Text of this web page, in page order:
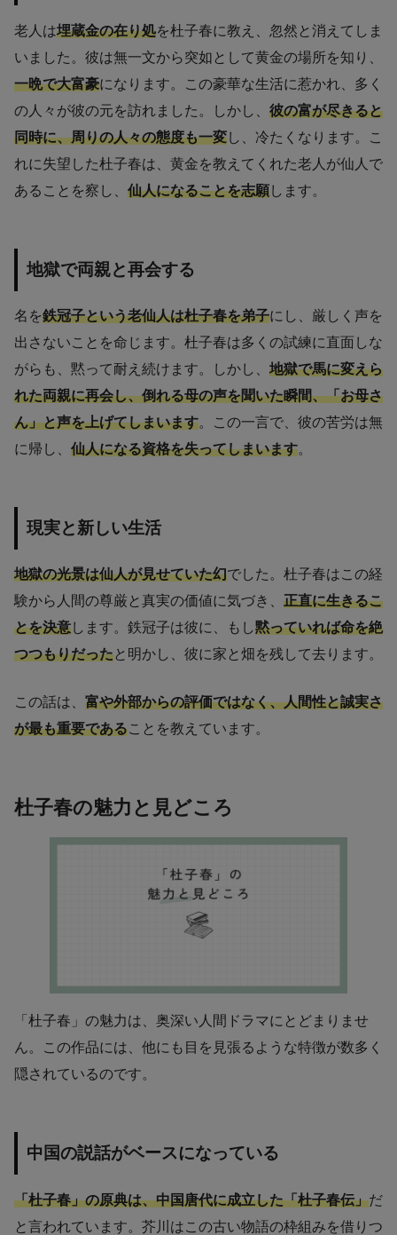
老人は埋蔵金の在り処を杜子春に教え、忽然と消えてしま
いました。彼は無一文から突如として黄金の場所を知り、
一晩で大富豪になります。この豪華な生活に惹かれ、多く
の人々が彼の元を訪れました。しかし、 彼の富が尽きると
同時に、周りの人々の態度も一変し、冷たくなります。こ
れに失望した杜子春は、黄金を教えてくれた老人が仙人で
あることを察し、 仙人になることを志願します。
地獄で両親と再会する
名を鉄冠子という老仙人は杜子春を弟子にし、厳しく声を
出さないことを命じます。杜子春は多くの試練に直面しな
がらも、黙って耐え続けます。しかし、 地獄で馬に変えら
れた両親に再会し、倒れる母の声を聞いた瞬間、「お母さ
ん」と声を上げてしまいます。この一言で、彼の苦労は無
に帰し、 仙人になる資格を失ってしまいます。
現実と新しい生活
地獄の光景は仙人が見せていた幻でした。杜子春はこの経
験から人間の尊厳と真実の価値に気づき、 正直に生きるこ
とを決意します。鉄冠子は彼に、もし黙っていれば命を絶
つつもりだったと明かし、彼に家と畑を残して去ります。
この話は、 富や外部からの評価ではなく、人間性と誠実さ
が最も重要であることを教えています。
杜子春の魅力と見どころ
「杜子春」の魅力は、奥深い人間ドラマにとどまりませ
ん。この作品には、他にも目を見張るような特徴が数多く
隠されているのです。
中国の説話がベースになっている
「杜子春」の原典は、中国唐代に成立した「杜子春伝」だ
と言われています。芥川はこの古い物語の枠組みを借りつ